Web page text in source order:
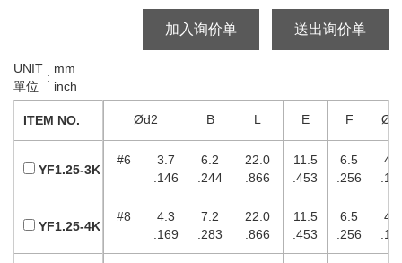
加入询价单 送出询价单
UNIT
:
mm
單位
inch
Ød2 B L E F
#6
3.7
.146
6.2
.244
22.0
.866
11.5
.453
6.5
.256
4.0
#8
4.3
.169
7.2
.283
22.0
.866
11.5
.453
6.5
.256
4.0
ITEM NO.
YF1.25-3K
YF1.25-4K